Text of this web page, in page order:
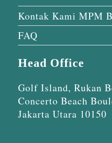
Kontak Kami MPM
FAQ
Head Office
Golf Island, Rukan
Concerto Beach
Jakarta Utara 10150